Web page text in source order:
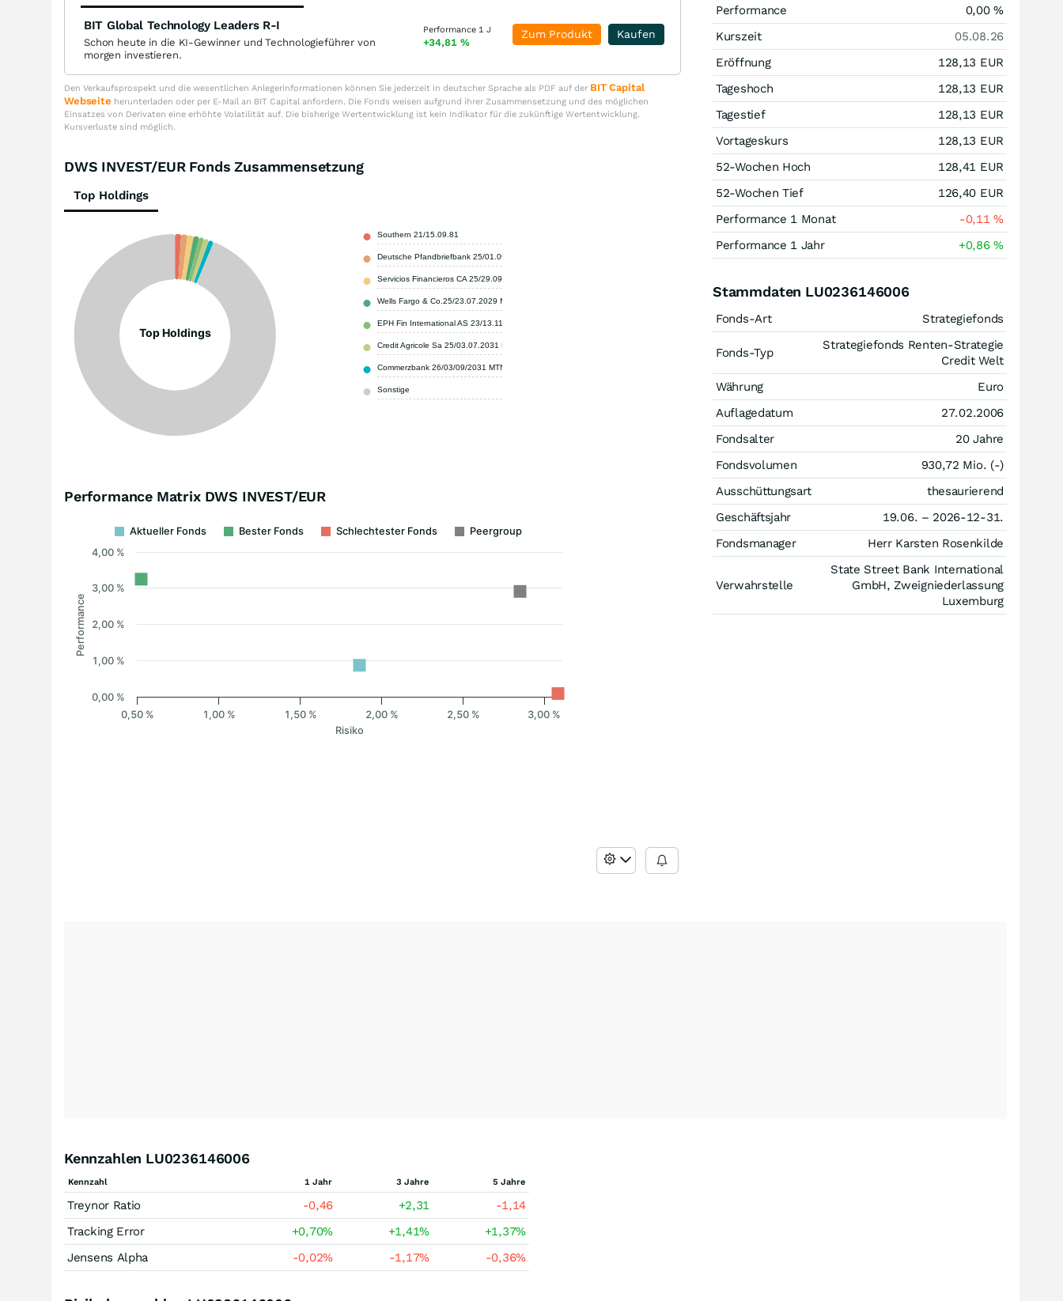
BIT Global Technology Leaders R-I
Schon heute in die KI-Gewinner und Technologieführer von
morgen investieren.
Performance 1 J
+34,81 %
Kaufen
Zum Produkt
Den Verkaufsprospekt und die wesentlichen Anlegerinformationen können Sie jederzeit in deutscher Sprache als PDF auf der BIT Capital
Webseite herunterladen oder per E-Mail an BIT Capital anfordern. Die Fonds weisen aufgrund ihrer Zusammensetzung und des möglichen
Einsatzes von Derivaten eine erhöhte Volatilität auf. Die bisherige Wertentwicklung ist kein Indikator für die zukünftige Wertentwicklung.
Kursverluste sind möglich.
DWS INVEST/EUR Fonds Zusammensetzung
Top Holdings
Top Holdings
Southern 21/15.09.81
Deutsche Pfandbriefbank 25/01.09.2028MTN
Servicios Financieros CA 25/29.09.2028 MTN
Wells Fargo & Co.25/23.07.2029 MTN
EPH Fin International AS 23/13.11.2028 MTN
Credit Agricole Sa 25/03.07.2031 MTN RegS
Commerzbank 26/03/09/2031 MTN
Sonstige
Performance Matrix DWS INVEST/EUR
Risiko
Performance
Aktueller Fonds Bester Fonds Schlechtester Fonds Peergroup
0,50 % 1,00 % 1,50 % 2,00 % 2,50 % 3,00 %
0,00 %
1,00 %
2,00 %
3,00 %
4,00 %
Performance
0,00%
Kurszeit
05.08.26
Eröffnung
128,13 EUR
Tageshoch
128,13 EUR
Tagestief
128,13 EUR
Vortageskurs
128,13 EUR
52-Wochen Hoch
128,41 EUR
52-Wochen Tief
126,40 EUR
Performance 1 Monat
-0,11%
Performance 1 Jahr
+0,86%
Stammdaten LU0236146006
Fonds-Art Strategiefonds
Fonds-Typ
Strategiefonds Renten-Strategie
Credit Welt
Währung
Euro
Auflagedatum
27.02.2006
Fondsalter
20 Jahre
Fondsvolumen
930,72 Mio. (-)
Ausschüttungsart
thesaurierend
Geschäftsjahr
19.06. – 2026-12-31.
Fondsmanager
Herr Karsten Rosenkilde
Verwahrstelle
State Street Bank International
GmbH, Zweigniederlassung
Luxemburg
Kennzahlen LU0236146006
Kennzahl 1 Jahr 3 Jahre 5 Jahre
Treynor Ratio -0,46 +2,31
-1,14
Tracking Error
+0,70% +1,41% +1,37%
Jensens Alpha
-0,02% -1,17% -0,36%